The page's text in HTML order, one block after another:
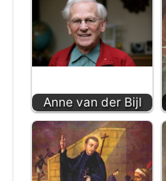
Anne van der Bijl